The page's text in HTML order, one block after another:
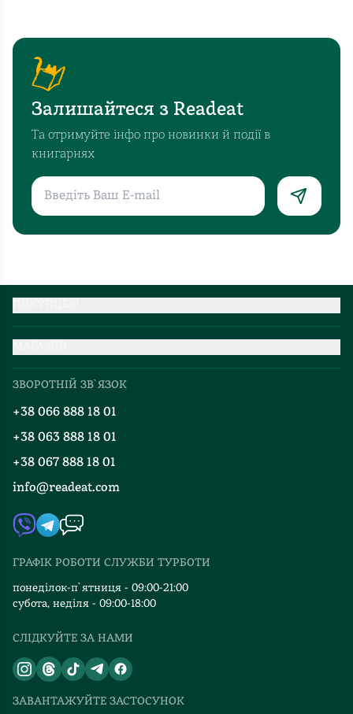
Залишайтеся з Readeat
Та отримуйте інфо про новинки й події в
книгарнях
Добірки
Блог
Події
Книгарні
Контакти
Автори
Видавництва
Відгуки та оцінка RDT
ЗВОРОТНІЙ ЗВ`ЯЗОК
+38 066 888 18 01
+38 063 888 18 01
+38 067 888 18 01
info@readeat.com
ГРАФІК РОБОТИ СЛУЖБИ ТУРБОТИ
понеділок-п`ятниця - 09:00-21:00
субота, неділя - 09:00-18:00
СЛІДКУЙТЕ ЗА НАМИ
ЗАВАНТАЖУЙТЕ ЗАСТОСУНОК